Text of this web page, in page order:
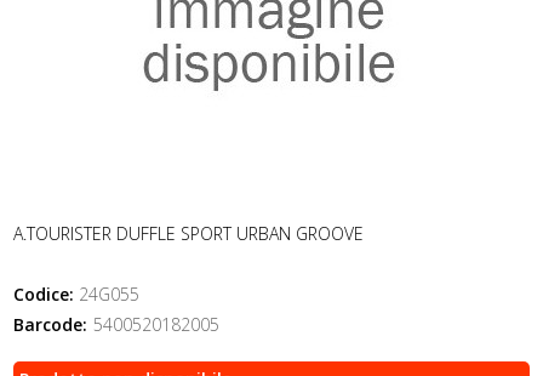
A.TOURISTER DUFFLE SPORT URBAN GROOVE
Codice: 24G055
Barcode: 5400520182005